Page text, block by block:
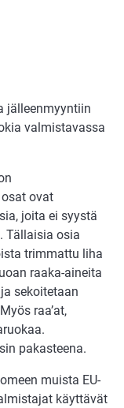
jälleenmyyntiin
valmistavassa
ovat
joita ei syystä
Tällaisia osia
trimmattu liha
raaka-aineita
sekoitetaan
raa’at,
pakasteena.
muista EU-
käyttävät